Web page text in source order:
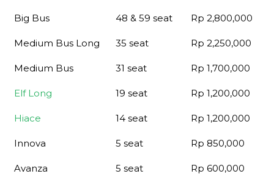
Jenis Kendaraan
Kapasitas Harga
Big Bus 48 & 59 seat Rp 2,800,000
Medium Bus Long 35 seat Rp 2,250,000
Medium Bus 31 seat Rp 1,700,000
Elf Long 19 seat Rp 1,200,000
Hiace 14 seat Rp 1,200,000
Innova 5 seat Rp 850,000
Avanza 5 seat Rp 600,000